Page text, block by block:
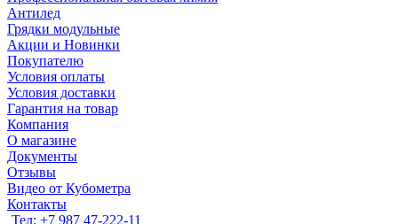
Антилед
Грядки модульные
Акции и Новинки
Покупателю
Условия оплаты
Условия доставки
Гарантия на товар
Компания
О магазине
Документы
Отзывы
Видео от Кубометра
Контакты
Тел: +7 987 47-222-11